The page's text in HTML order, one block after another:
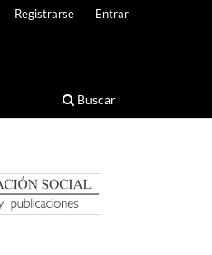
Buscar
Registrarse Entrar